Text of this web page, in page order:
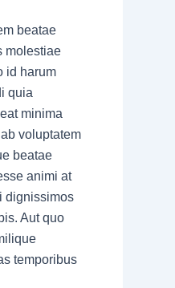
beatae
molestiae
id harum
quia
minima
voluptatem
beatae
animi at
dignissimos
Aut quo
temporibus